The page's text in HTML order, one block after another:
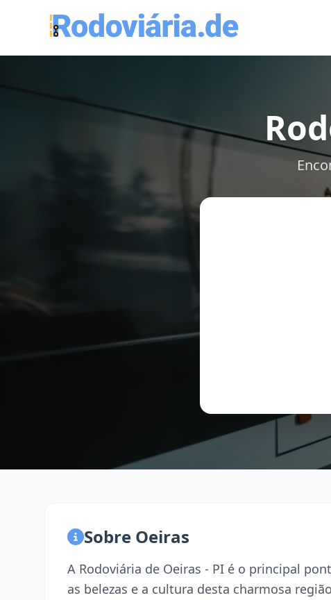
Sobre Oeiras
A Rodoviária de Oeiras - PI é o principal
as belezas e a cultura desta charmosa